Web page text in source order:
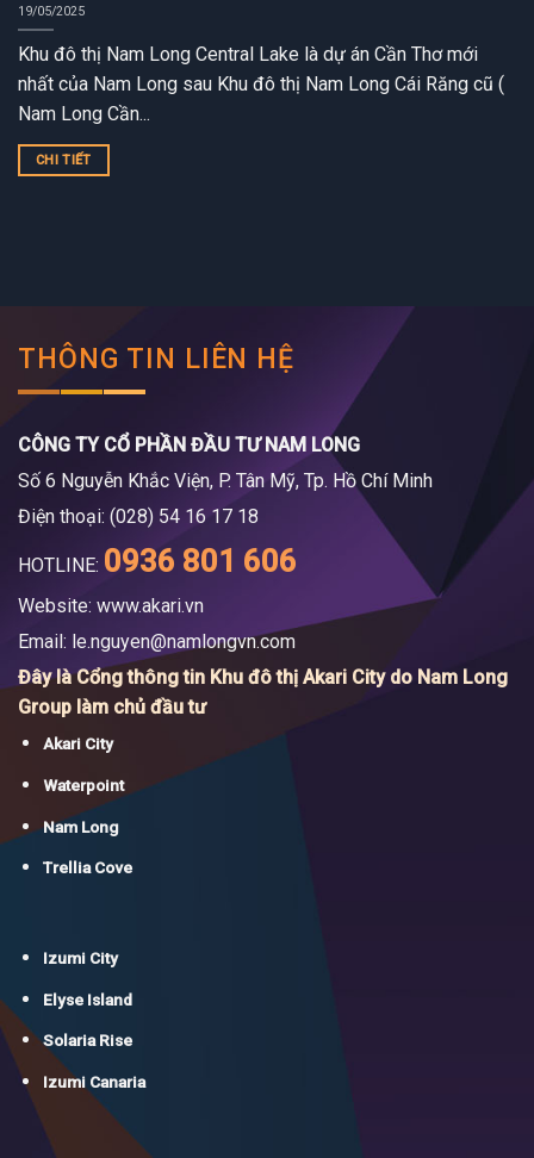
19/05/2025
Khu đô thị Nam Long Central Lake là dự án Cần Thơ mới
nhất của Nam Long sau Khu đô thị Nam Long Cái Răng cũ (
Nam Long Cần...
CHI TIẾT
THÔNG TIN LIÊN HỆ
CÔNG TY CỔ PHẦN ĐẦU TƯ NAM LONG
Số 6 Nguyễn Khắc Viện, P. Tân Mỹ, Tp. Hồ Chí Minh
Điện thoại: (028) 54 16 17 18
HOTLINE: 0936 801 606
Website: www.akari.vn
Email: le.nguyen@namlongvn.com
Đây là Cổng thông tin Khu đô thị Akari City do Nam Long
Group làm chủ đầu tư
Akari City
Waterpoint
Nam Long
Trellia Cove
Izumi City
Elyse Island
Solaria Rise
Izumi Canaria